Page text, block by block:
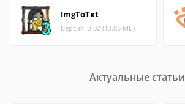
ImgToTxt
Версия: 3.02 (13.86 МБ)
Актуальные статьи